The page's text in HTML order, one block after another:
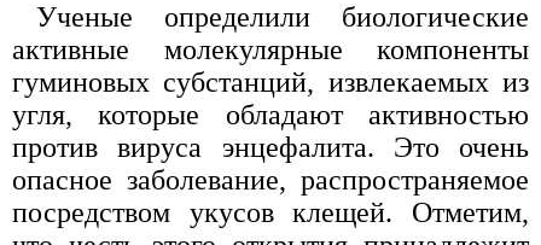
Ученые определили биологические
активные молекулярные компоненты
гуминовых субстанций, извлекаемых из
угля, которые обладают активностью
против вируса энцефалита. Это очень
опасное заболевание, распространяемое
посредством укусов клещей. Отметим,